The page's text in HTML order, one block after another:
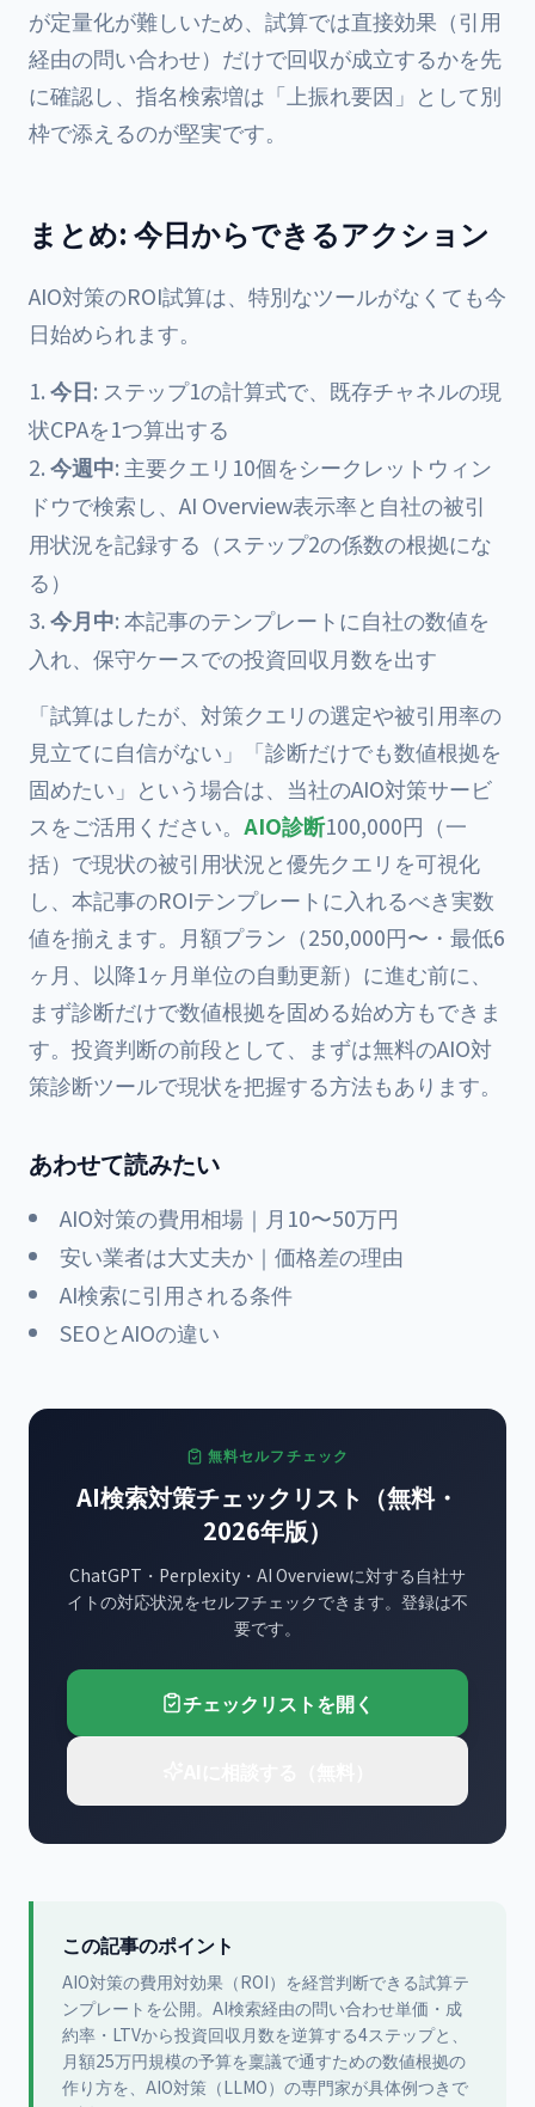
が定量化が難しいため、試算では直接効果（引用
経由の問い合わせ）だけで回収が成立するかを先
に確認し、指名検索増は「上振れ要因」として別
枠で添えるのが堅実です。
まとめ: 今日からできるアクション
AIO対策のROI試算は、特別なツールがなくても今
日始められます。
今日: ステップ1の計算式で、既存チャネルの現
状CPAを1つ算出する
今週中: 主要クエリ10個をシークレットウィン
ドウで検索し、AI Overview表示率と自社の被引
用状況を記録する（ステップ2の係数の根拠にな
る）
今月中: 本記事のテンプレートに自社の数値を
入れ、保守ケースでの投資回収月数を出す
「試算はしたが、対策クエリの選定や被引用率の
見立てに自信がない」「診断だけでも数値根拠を
固めたい」という場合は、当社のAIO対策サービ
スをご活用ください。 AIO診断100,000円（一
括）で現状の被引用状況と優先クエリを可視化
し、本記事のROIテンプレートに入れるべき実数
値を揃えます。月額プラン（250,000円〜・最低6
ヶ月、以降1ヶ月単位の自動更新）に進む前に、
まず診断だけで数値根拠を固める始め方もできま
す。投資判断の前段として、まずは無料のAIO対
策診断ツールで現状を把握する方法もあります。
あわせて読みたい
AIO対策の費用相場｜月10〜50万円
安い業者は大丈夫か｜価格差の理由
AI検索に引用される条件
SEOとAIOの違い
無料セルフチェック
AI検索対策チェックリスト（無料・
2026年版）
ChatGPT・Perplexity・AI Overviewに対する自社サ
イトの対応状況をセルフチェックできます。登録は不
要です。
チェックリストを開く
この記事のポイント
AIO対策の費用対効果（ROI）を経営判断できる試算テ
ンプレートを公開。AI検索経由の問い合わせ単価・成
約率・LTVから投資回収月数を逆算する4ステップと、
月額25万円規模の予算を稟議で通すための数値根拠の
作り方を、AIO対策（LLMO）の専門家が具体例つきで